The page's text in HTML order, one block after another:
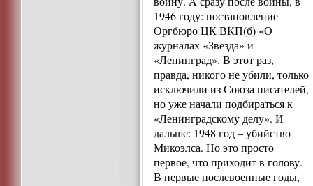
1946 году: постановление
Оргбюро ЦК ВКП(б) «О
журналах «Звезда» и
«Ленинград». В этот раз,
правда, никого не убили, только
исключили из Союза писателей,
но уже начали подбираться к
«Ленинградскому делу». И
дальше: 1948 год – убийство
Микоэлса. Но это просто
первое, что приходит в голову.
В первые послевоенные годы,